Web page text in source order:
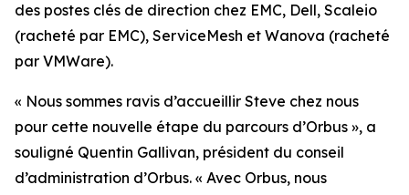
des postes clés de direction chez EMC, Dell, Scaleio
(racheté par EMC), ServiceMesh et Wanova (racheté
par VMWare).
« Nous sommes ravis d’accueillir Steve chez nous
pour cette nouvelle étape du parcours d’Orbus », a
souligné Quentin Gallivan, président du conseil
d’administration d’Orbus. « Avec Orbus, nous